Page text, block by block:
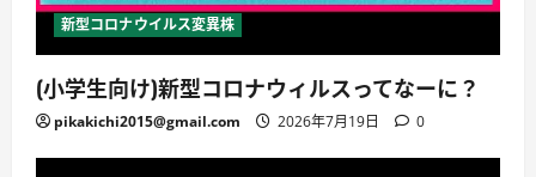
新型コロナウイルス変異株
(小学生向け)新型コロナウィルスってなーに？
pikakichi2015@gmail.com 2026年7月19日 0